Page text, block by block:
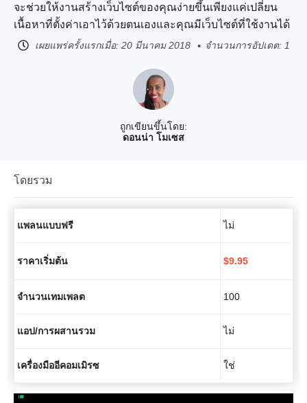
ถูกเขียนขึ้นโดย:
ดอนน่า โมเซส
จะช่วยให้งานสร้างเว็บไซต์ของคุณง่ายขึ้นเพียงแค่เปลี่ยน
เนื้อหาที่ตั้งค่าเอาไว้ด้วยตนเองและคุณมีเว็บไซต์ที่ใช้งานได้
เผยแพร่ครั้งแรกเมื่อ: 20 มีนาคม 2018 จำนวนการอัปเดต: 1
โดยรวม
แพลนแบบฟรี ไม่
ราคาเริ่มต้น $9.95
จำนวนเทมเพลต 100
แอป/การผสานรวม ไม่
เครื่องมืออีคอมเมิรซ ใช่